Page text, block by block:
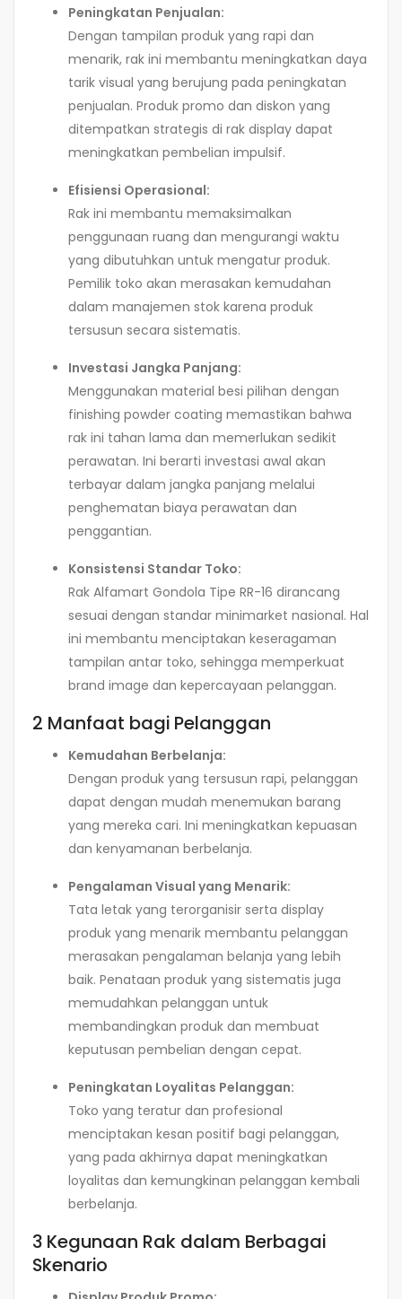
Peningkatan Penjualan:
Dengan tampilan produk yang rapi dan
menarik, rak ini membantu meningkatkan daya
tarik visual yang berujung pada peningkatan
penjualan. Produk promo dan diskon yang
ditempatkan strategis di rak display dapat
meningkatkan pembelian impulsif.
Efisiensi Operasional:
Rak ini membantu memaksimalkan
penggunaan ruang dan mengurangi waktu
yang dibutuhkan untuk mengatur produk.
Pemilik toko akan merasakan kemudahan
dalam manajemen stok karena produk
tersusun secara sistematis.
Investasi Jangka Panjang:
Menggunakan material besi pilihan dengan
finishing powder coating memastikan bahwa
rak ini tahan lama dan memerlukan sedikit
perawatan. Ini berarti investasi awal akan
terbayar dalam jangka panjang melalui
penghematan biaya perawatan dan
penggantian.
Konsistensi Standar Toko:
Rak Alfamart Gondola Tipe RR-16 dirancang
sesuai dengan standar minimarket nasional. Hal
ini membantu menciptakan keseragaman
tampilan antar toko, sehingga memperkuat
brand image dan kepercayaan pelanggan.
2 Manfaat bagi Pelanggan
Kemudahan Berbelanja:
Dengan produk yang tersusun rapi, pelanggan
dapat dengan mudah menemukan barang
yang mereka cari. Ini meningkatkan kepuasan
dan kenyamanan berbelanja.
Pengalaman Visual yang Menarik:
Tata letak yang terorganisir serta display
produk yang menarik membantu pelanggan
merasakan pengalaman belanja yang lebih
baik. Penataan produk yang sistematis juga
memudahkan pelanggan untuk
membandingkan produk dan membuat
keputusan pembelian dengan cepat.
Peningkatan Loyalitas Pelanggan:
Toko yang teratur dan profesional
menciptakan kesan positif bagi pelanggan,
yang pada akhirnya dapat meningkatkan
loyalitas dan kemungkinan pelanggan kembali
berbelanja.
3 Kegunaan Rak dalam Berbagai
Skenario